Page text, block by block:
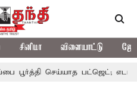
சினிமா விளையாட்டு
பட்ஜெட்; எடப்பாடி பழனிசாமி